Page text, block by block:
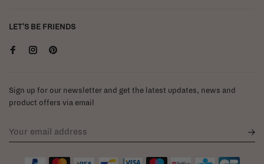
LET'S BE FRIENDS
Sign up for our newsletter and get the latest updates, news and
product offers via email